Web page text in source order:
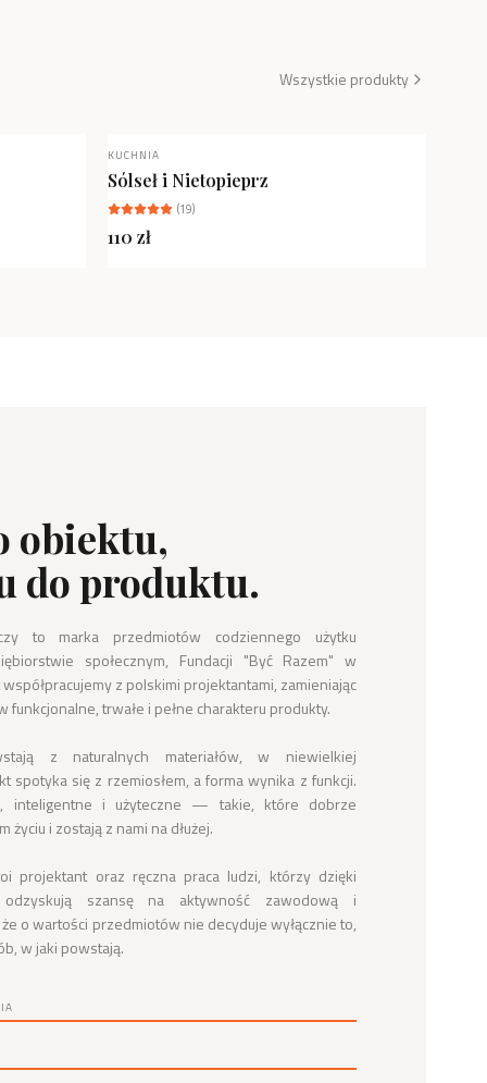
Wszystkie produkty
NOWOŚĆ
KUCHNIA
Sólseł i Nietopieprz
(19)
110 zł
obiektu,
do produktu.
to marka przedmiotów codziennego użytku
społecznym, Fundacji "Być Razem" w
z polskimi projektantami, zamieniając
funkcjonalne, trwałe i pełne charakteru produkty.
z naturalnych materiałów, w niewielkiej
spotyka się z rzemiosłem, a forma wynika z funkcji.
inteligentne i użyteczne — takie, które dobrze
życiu i zostają z nami na dłużej.
projektant oraz ręczna praca ludzi, którzy dzięki
szansę na aktywność zawodową i
o wartości przedmiotów nie decyduje wyłącznie to,
w jaki powstają.